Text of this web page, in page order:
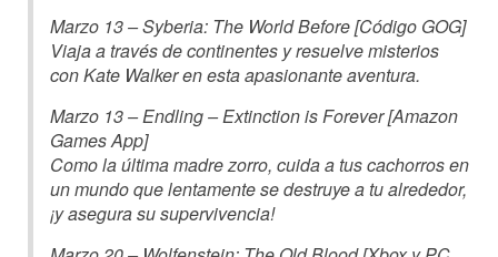
Marzo 13 – Syberia: The World Before [Código GOG]
Viaja a través de continentes y resuelve misterios
con Kate Walker en esta apasionante aventura.
Marzo 13 – Endling – Extinction is Forever [Amazon
Games App]
Como la última madre zorro, cuida a tus cachorros en
un mundo que lentamente se destruye a tu alrededor,
¡y asegura su supervivencia!